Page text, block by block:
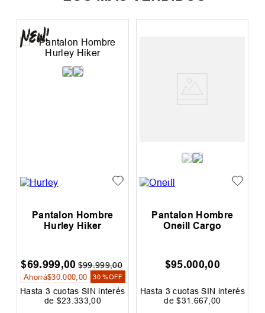
Pantalon Hombre
Oneill Cargo
$95.000,00
Hasta 3cuotas SIN interés
de$31.667,00
Pantalon Mujer Rip
Curl Low Wide Cargo
999,00$119.999
Hasta 3cuotas SIN interés
de$20. 000,00